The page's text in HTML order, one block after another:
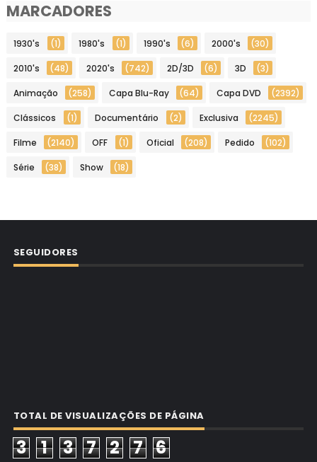
MARCADORES
1930's (1) 1980's (1) 1990's (6) 2000's (30)
2010's (48) 2020's (742) 2D/3D (6) 3D (3)
Animação (258) Capa Blu-Ray (64) Capa DVD (2392)
Clássicos (1) Documentário (2) Exclusiva (2245)
Filme (2140) OFF (1) Oficial (208) Pedido (102)
Série (38) Show (18)
SEGUIDORES
TOTAL DE VISUALIZAÇÕES DE PÁGINA
3 1 3 7 2 7 6